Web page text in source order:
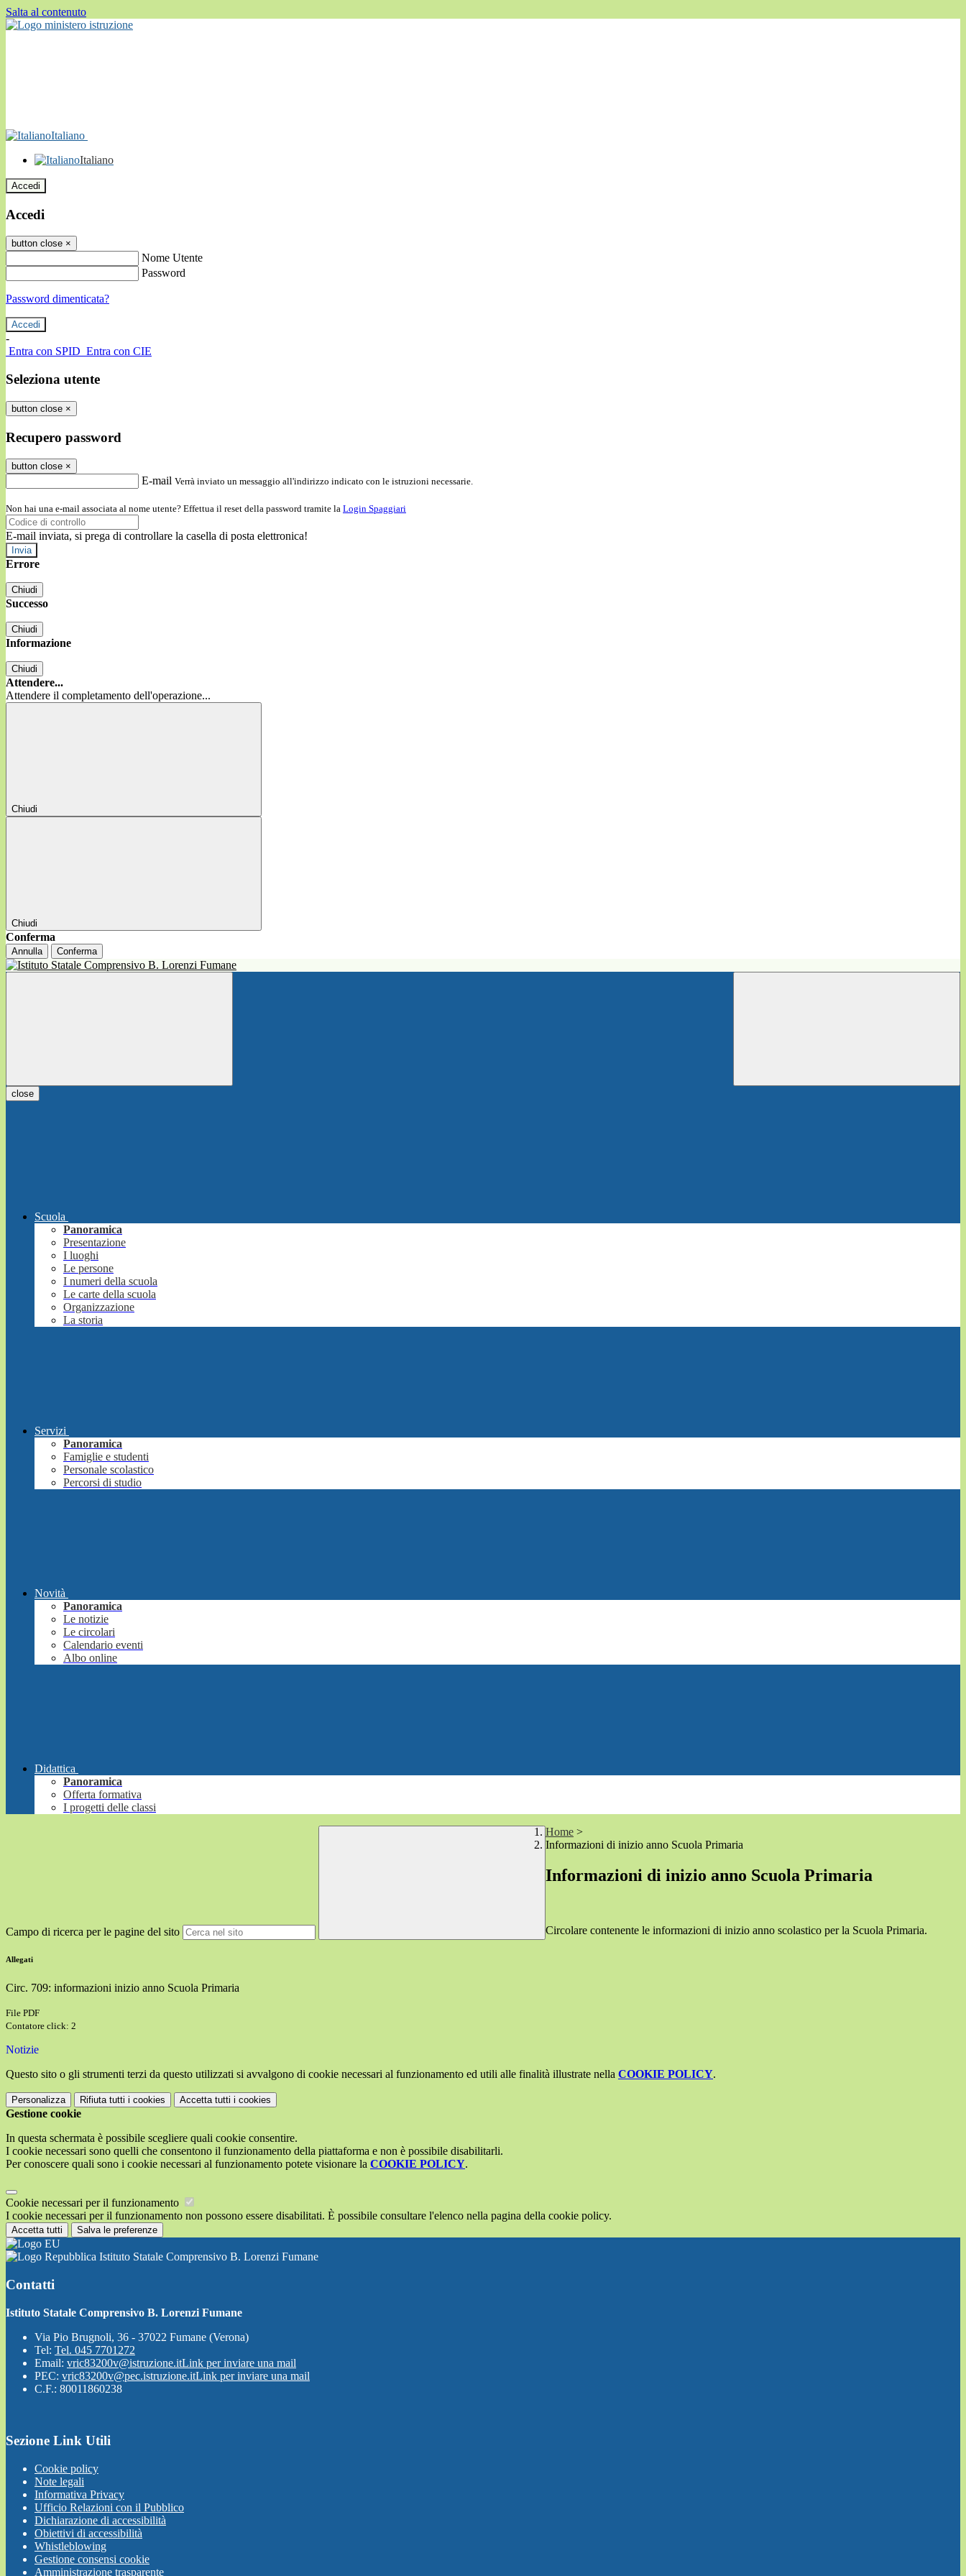
Salta al contenuto
Italiano
Italiano
Accedi
Accedi
button close ×
Nome Utente
Password
Password dimenticata?
-
Entra con SPID Entra con CIE
Seleziona utente
button close ×
Recupero password
button close ×
E-mail Verrà inviato un messaggio all'indirizzo indicato con le istruzioni necessarie.
Non hai una e-mail associata al nome utente? Effettua il reset della password tramite la Login Spaggiari
E-mail inviata, si prega di controllare la casella di posta elettronica!
Errore
Chiudi
Successo
Chiudi
Informazione
Chiudi
Attendere...
Attendere il completamento dell'operazione...
Chiudi
Chiudi
Conferma
Annulla Conferma
close
Scuola
Panoramica
Presentazione
I luoghi
Le persone
I numeri della scuola
Le carte della scuola
Organizzazione
La storia
Servizi
Panoramica
Famiglie e studenti
Personale scolastico
Percorsi di studio
Novità
Panoramica
Le notizie
Le circolari
Calendario eventi
Albo online
Didattica
Panoramica
Offerta formativa
I progetti delle classi
Campo di ricerca per le pagine del sito
Home >
Informazioni di inizio anno Scuola Primaria
Informazioni di inizio anno Scuola Primaria
Circolare contenente le informazioni di inizio anno scolastico per la Scuola Primaria.
Allegati
Circ. 709: informazioni inizio anno Scuola Primaria
File PDF
Contatore click: 2
Notizie
Questo sito o gli strumenti terzi da questo utilizzati si avvalgono di cookie necessari al funzionamento ed utili alle finalità illustrate nella COOKIE POLICY.
Personalizza Rifiuta tutti i cookies Accetta tutti i cookies
Gestione cookie
In questa schermata è possibile scegliere quali cookie consentire.
I cookie necessari sono quelli che consentono il funzionamento della piattaforma e non è possibile disabilitarli.
Per conoscere quali sono i cookie necessari al funzionamento potete visionare la COOKIE POLICY.
Cookie necessari per il funzionamento
I cookie necessari per il funzionamento non possono essere disabilitati. È possibile consultare l'elenco nella pagina della cookie policy.
Accetta tutti Salva le preferenze
Istituto Statale Comprensivo B. Lorenzi Fumane
Contatti
Istituto Statale Comprensivo B. Lorenzi Fumane
Via Pio Brugnoli, 36 - 37022 Fumane (Verona)
Tel: Tel. 045 7701272
Email: vric83200v@istruzione.itLink per inviare una mail
PEC: vric83200v@pec.istruzione.itLink per inviare una mail
C.F.: 80011860238
Sezione Link Utili
Cookie policy
Note legali
Informativa Privacy
Ufficio Relazioni con il Pubblico
Dichiarazione di accessibilità
Obiettivi di accessibilità
Whistleblowing
Gestione consensi cookie
Amministrazione trasparente